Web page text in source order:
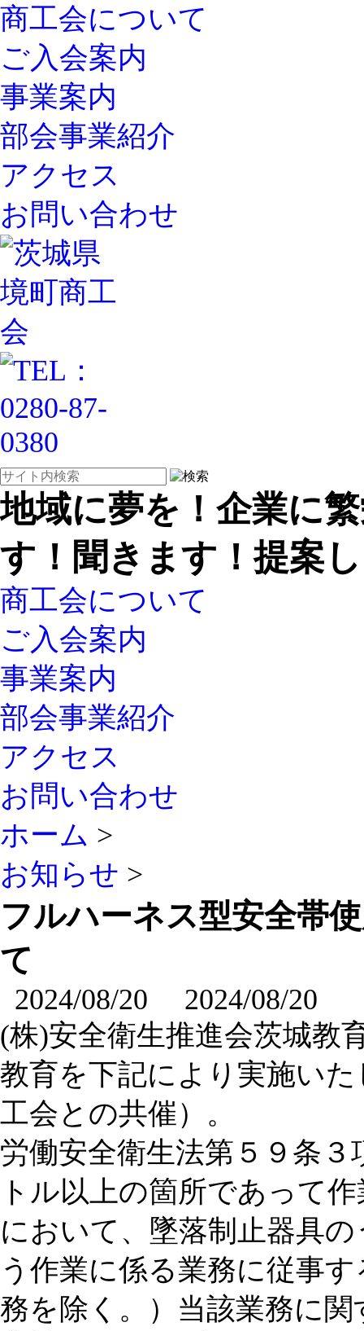
商工会について
ご入会案内
事業案内
部会事業紹介
アクセス
お問い合わせ
地域に夢を！企業に
す！聞きます！提案
商工会について
ご入会案内
事業案内
部会事業紹介
アクセス
お問い合わせ
ホーム >
お知らせ >
フルハーネス型安全帯
て
2024/08/20
2024/08/20
(株)安全衛生推進会茨城教
教育を下記により実施い
工会との共催）。
労働安全衛生法第５９条
トル以上の箇所であって
において、墜落制止器具
う作業に係る業務に従事
務を除く。）当該業務に